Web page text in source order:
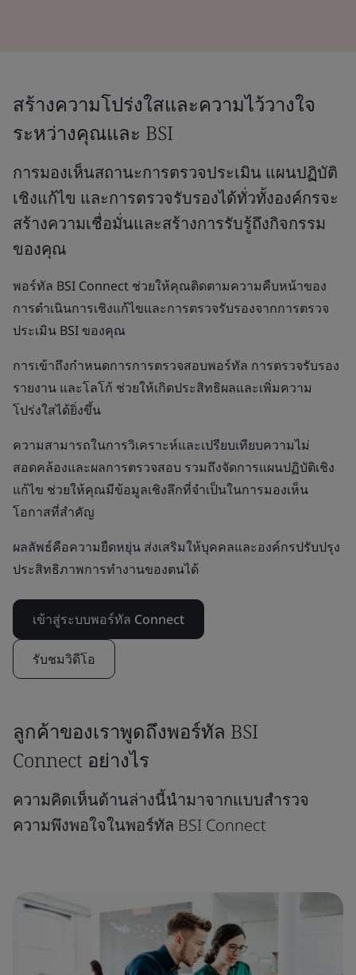
สร้างความโปร่งใสและความไว้วางใจ
ระหว่างคุณและ BSI
การมองเห็นสถานะการตรวจประเมิน แผนปฏิบัติ
เชิงแก้ไข และการตรวจรับรองได้ทั่วทั้งองค์กรจะ
สร้างความเชื่อมั่นและสร้างการรับรู้ถึงกิจกรรม
ของคุณ
พอร์ทัล BSI Connect ช่วยให้คุณติดตามความคืบหน้าของ
การดำเนินการเชิงแก้ไขและการตรวจรับรองจากการตรวจ
ประเมิน BSI ของคุณ
การเข้าถึงกำหนดการการตรวจสอบพอร์ทัล การตรวจรับรอง
รายงาน และโลโก้ ช่วยให้เกิดประสิทธิผลและเพิ่มความ
โปร่งใสได้ยิ่งขึ้น
ความสามารถในการวิเคราะห์และเปรียบเทียบความไม่
สอดคล้องและผลการตรวจสอบ รวมถึงจัดการแผนปฏิบัติเชิง
แก้ไข ช่วยให้คุณมีข้อมูลเชิงลึกที่จำเป็นในการมองเห็น
โอกาสที่สำคัญ
ผลลัพธ์คือความยืดหยุ่น ส่งเสริมให้บุคคลและองค์กรปรับปรุง
ประสิทธิภาพการทำงานของตนได้
เข้าสู่ระบบพอร์ทัล Connect
รับชมวิดีโอ
ลูกค้าของเราพูดถึงพอร์ทัล BSI
Connect อย่างไร
ความคิดเห็นด้านล่างนี้นำมาจากแบบสำรวจ
ความพึงพอใจในพอร์ทัล BSI Connect